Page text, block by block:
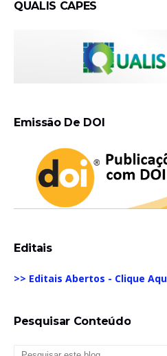
QUALIS CAPES
Emissão De DOI
Editais
>> Editais Abertos - Clique
Pesquisar Conteúdo